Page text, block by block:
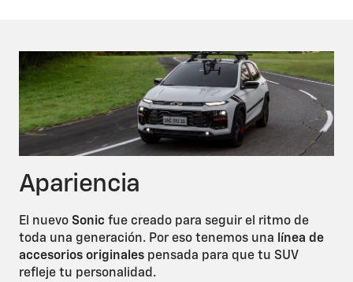
Apariencia
El nuevo Sonic fue creado para seguir el ritmo de
toda una generación. Por eso tenemos una línea de
accesorios originales pensada para que tu SUV
refleje tu personalidad.